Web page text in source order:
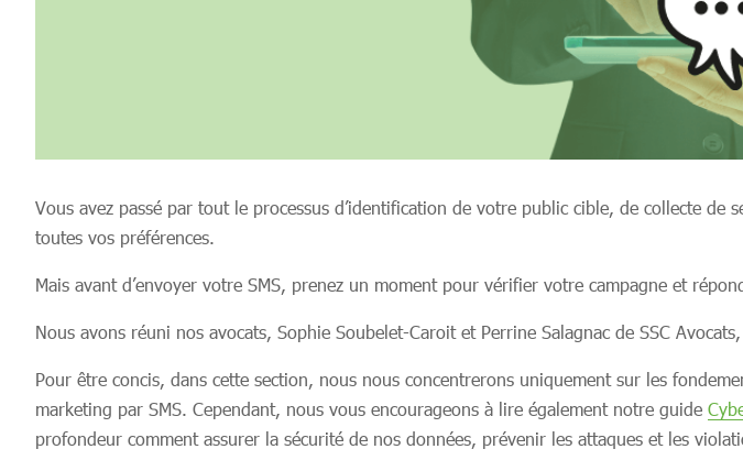
Vous avez passé par tout le processus d’identification de votre public cible, de collecte
toutes vos préférences.
Mais avant d’envoyer votre SMS, prenez un moment pour vérifier votre campagne et
Nous avons réuni nos avocats, Sophie Soubelet-Caroit et Perrine Salagnac de SSC
Pour être concis, dans cette section, nous nous concentrerons uniquement sur les
marketing par SMS. Cependant, nous vous encourageons à lire également notre guide
profondeur comment assurer la sécurité de nos données, prévenir les attaques et les